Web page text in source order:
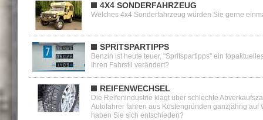
4X4 SONDERFAHRZEUG
Welches 4x4 Sonderfahrzeug würden Sie gerne
SPRITSPARTIPPS
Benzin ist heute teuer, "Spritspartipps" ein
Ihren Fahrstil verändert?
REIFENWECHSEL
Die Reifenindustrie klagt über schlechte
Autofahrer fahren aus Kostengründen ganzjährig auf
haben Sie sich entschieden?